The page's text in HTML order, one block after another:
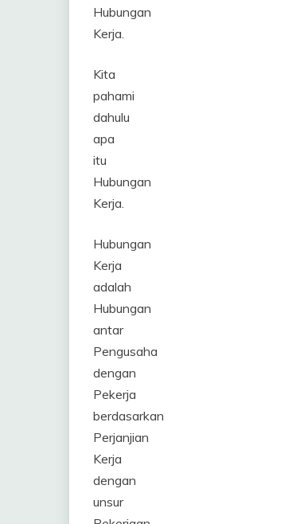
Hubungan
Kerja.
Kita
pahami
dahulu
apa
itu
Hubungan
Kerja.
Hubungan
Kerja
adalah
Hubungan
antar
Pengusaha
dengan
Pekerja
berdasarkan
Perjanjian
Kerja
dengan
unsur